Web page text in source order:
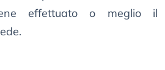
effettuato o meglio il